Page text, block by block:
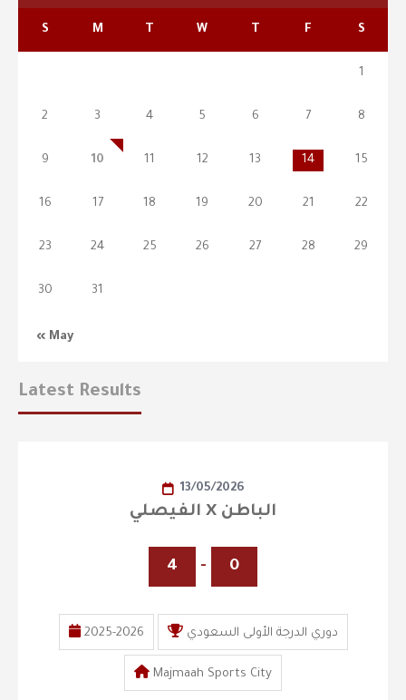
S M T W T F S
« May
1
2 3 4 5 6 7 8
9 10 11 12 13 14 15
16 17 18 19 20 21 22
23 24 25 26 27 28 29
30 31
Latest Results
13/05/2026
الفيصلي X الباطن
4 - 0
2025-2026 دوري الدرجة الأولى السعودي
Majmaah Sports City